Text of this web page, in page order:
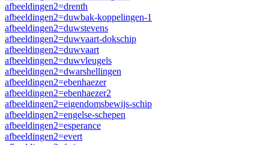
afbeeldingen2=drenth
afbeeldingen2=duwbak-koppelingen-1
afbeeldingen2=duwstevens
afbeeldingen2=duwvaart-dokschip
afbeeldingen2=duwvaart
afbeeldingen2=duwvleugels
afbeeldingen2=dwarshellingen
afbeeldingen2=ebenhaezer
afbeeldingen2=ebenhaezer2
afbeeldingen2=eigendomsbewijs-schip
afbeeldingen2=engelse-schepen
afbeeldingen2=esperance
afbeeldingen2=evert